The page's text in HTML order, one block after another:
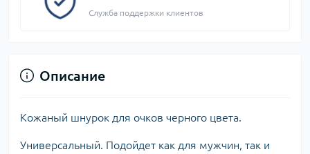
Служба поддержки клиентов
Описание
Кожаный шнурок для очков черного цвета.
Универсальный. Подойдет как для мужчин, так и